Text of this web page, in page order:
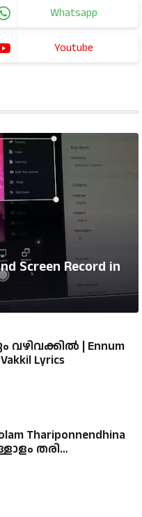
Whatsapp
Youtube
Screen Record in
| Ennum
Lyrics
Thariponnendhina
തരി
വരികൾ